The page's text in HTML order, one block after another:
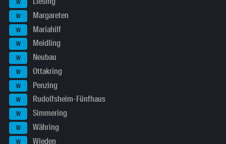
W
W Margareten
W Mariahilf
W Meidling
W Neubau
W Ottakring
W Penzing
W Rudolfsheim-Fünfhaus
W Simmering
W Währing
W Wieden